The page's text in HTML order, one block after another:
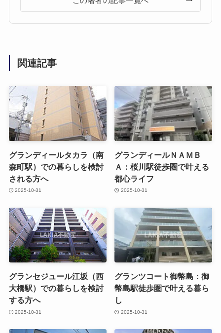
関連記事
グランディールタカラ（南
森町駅）での暮らしを検討
される方へ
2025-10-31
グランディールＮＡＭＢ
Ａ：桜川駅徒歩圏で叶える
都心ライフ
2025-10-31
グランセジュール江坂（西
大橋駅）での暮らしを検討
する方へ
2025-10-31
グランツコート御幣島：御
幣島駅徒歩圏で叶える暮ら
し
2025-10-31